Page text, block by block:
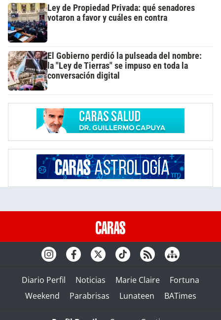
Ley de Propiedad Privada: qué senadores
votaron a favor y cuáles en contra
El Gobierno perdió la pulseada del nombre:
la "Ley de Tierras" se impuso en toda la
conversación digital
Diario Perfil Noticias Marie Claire
Fortuna
Weekend
Parabrisas Lunateen BATimes